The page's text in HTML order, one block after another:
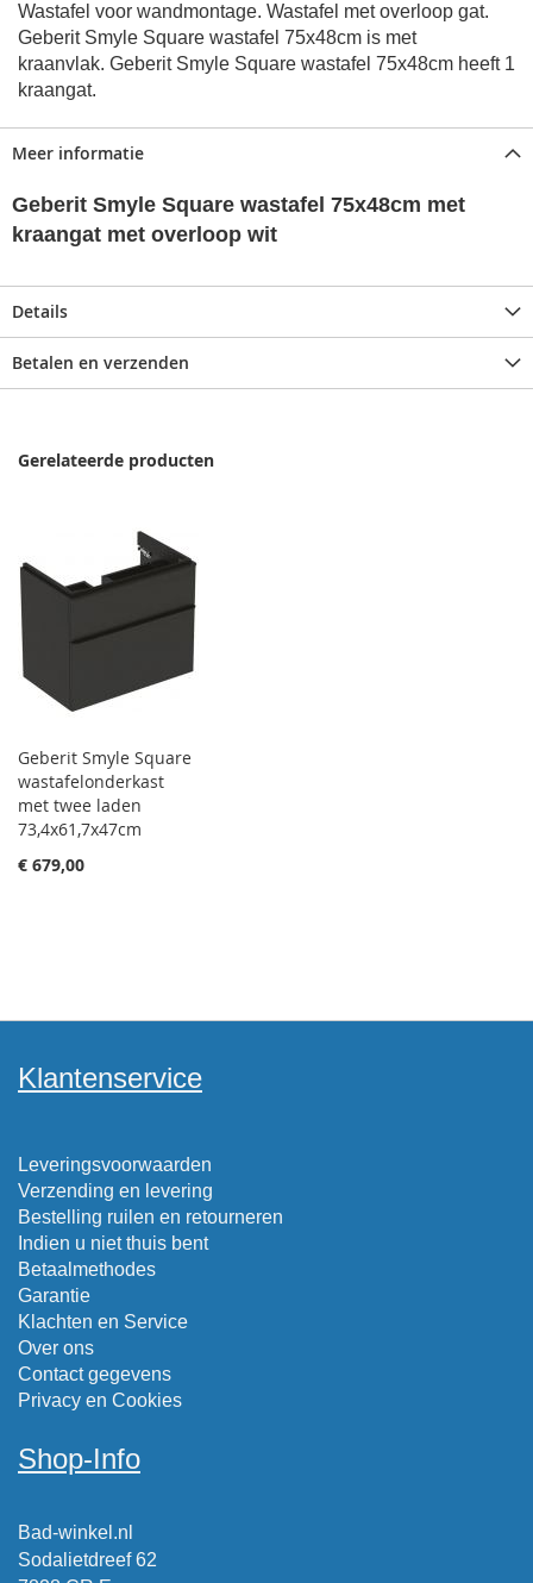
Wastafel voor wandmontage. Wastafel met overloop gat.
Geberit Smyle Square wastafel 75x48cm is met
kraanvlak. Geberit Smyle Square wastafel 75x48cm heeft 1
kraangat.
Meer informatie
Geberit Smyle Square wastafel 75x48cm met
kraangat met overloop wit
Details
Betalen en verzenden
Gerelateerde producten
Geberit Smyle Square
wastafelonderkast
met twee laden
73,4x61,7x47cm
€ 679,00
Klantenservice
Leveringsvoorwaarden
Verzending en levering
Bestelling ruilen en retourneren
Indien u niet thuis bent
Betaalmethodes
Garantie
Klachten en Service
Over ons
Contact gegevens
Privacy en Cookies
Shop-Info
Bad-winkel.nl
Sodalietdreef 62